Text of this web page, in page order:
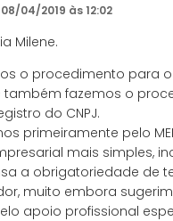
08/04/2019 às 12:02
Milene.
o procedimento para
também fazemos o
do CNPJ.
primeiramente pelo
mais simples,
a obrigatoriedade de
muito embora
apoio profissional